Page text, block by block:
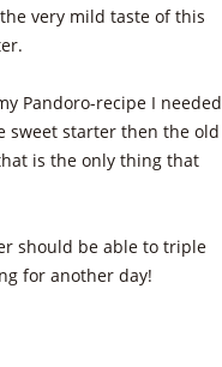
very mild taste of this
Pandoro-recipe I needed
sweet starter then the old
is the only thing that
should be able to triple
for another day!